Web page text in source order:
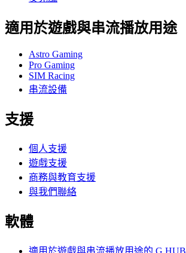
適用於遊戲與串流播放用途
Astro Gaming
Pro Gaming
SIM Racing
串流設備
支援
個人支援
遊戲支援
商務與教育支援
與我們聯絡
軟體
適用於遊戲與串流播放用途的 G HUB